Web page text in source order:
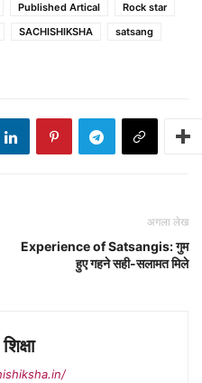
Published Artical
Rock star
SACHISHIKSHA
satsang
अगला लेख
Experience of Satsangis: गुम
हुए गहने सही-सलामत मिले